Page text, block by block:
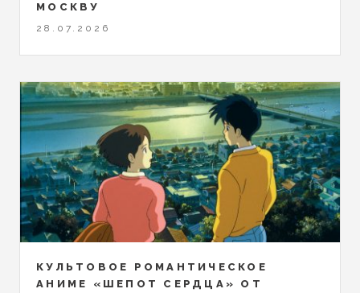
МОСКВУ
28.07.2026
КУЛЬТОВОЕ РОМАНТИЧЕСКОЕ
АНИМЕ «ШЕПОТ СЕРДЦА» ОТ